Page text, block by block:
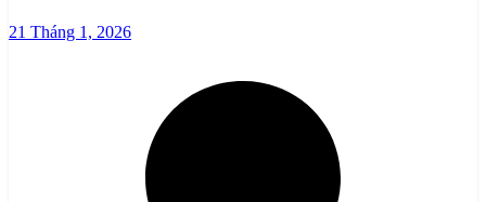
21 Tháng 1, 2026